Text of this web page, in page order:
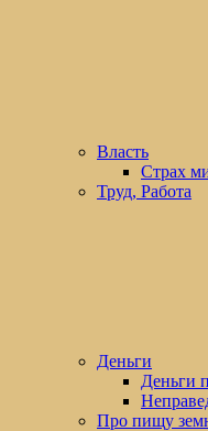
Власть
Страх
Труд, Работа
Деньги
Деньги
Про пищу